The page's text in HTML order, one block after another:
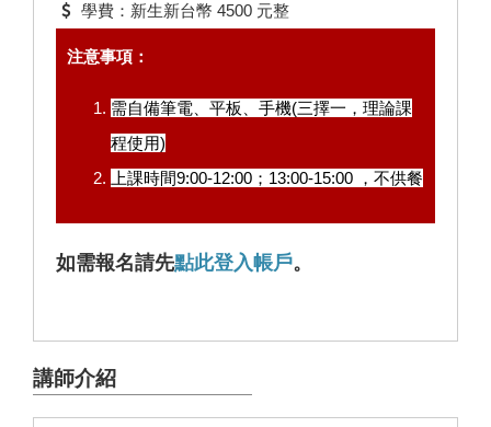
學費：新生新台幣 4500 元整
注意事項：
需自備筆電、平板、手機(三擇一，理論課
程使用)
上課時間9:00-12:00；13:00-15:00 ，不供餐
如需報名請先點此登入帳戶。
講師介紹